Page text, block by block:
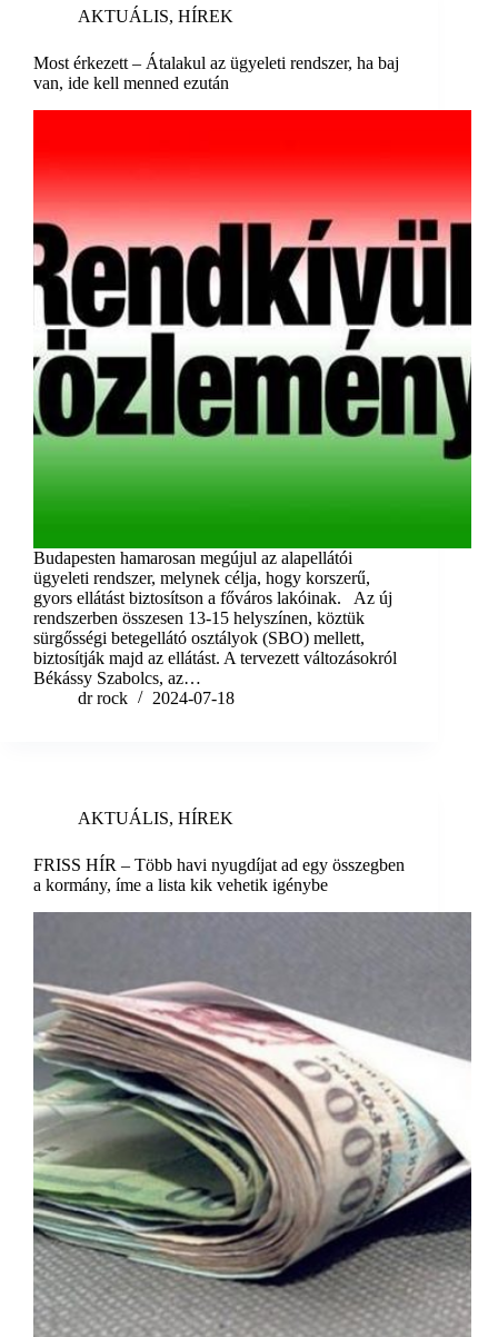
AKTUÁLIS, HÍREK
Most érkezett – Átalakul az ügyeleti rendszer, ha baj
van, ide kell menned ezután
Budapesten hamarosan megújul az alapellátói
ügyeleti rendszer, melynek célja, hogy korszerű,
gyors ellátást biztosítson a főváros lakóinak. Az új
rendszerben összesen 13-15 helyszínen, köztük
sürgősségi betegellátó osztályok (SBO) mellett,
biztosítják majd az ellátást. A tervezett változásokról
Békássy Szabolcs, az…
dr rock
2024-07-18
AKTUÁLIS, HÍREK
FRISS HÍR – Több havi nyugdíjat ad egy összegben
a kormány, íme a lista kik vehetik igénybe